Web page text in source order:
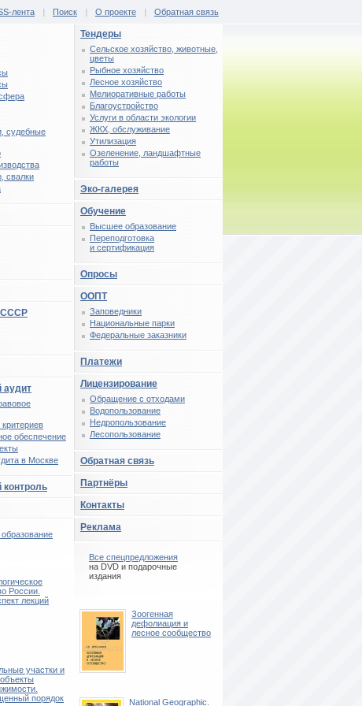
лента | Поиск | О проекте | Обратная связь
Тендеры
Сельское хозяйство, животные,
цветы
Рыбное хозяйство
Лесное хозяйство
Мелиоративные работы
Благоустройство
Услуги в области экологии
ЖКХ, обслуживание
Утилизация
Озеленение, ландшафтные
работы
Эко-галерея
Обучение
Высшее образование
Переподготовка
и сертификация
Опросы
ООПТ
Заповедники
Национальные парки
Федеральные заказники
Платежи
Лицензирование
Обращение с отходами
Водопользование
Недропользование
Лесопользование
Обратная связь
Партнёры
Контакты
Реклама
Все спецпредложения
на DVD и подарочные
издания
Зоогенная
дефолиация и
лесное сообщество
National Geographic.
судебные
свалки
СССР
аудит
обеспечение
в Москве
контроль
России.
лекций
участки и
порядок